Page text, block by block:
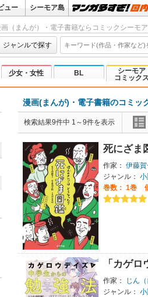
ュー シーモア島
（まんが）・電子書籍ならコミックシーモア
ジャンルで探す
少女・女性 BL
シーモア
コミックス
漫画(まんが)・電子書籍のコミッ
検索結果9件中 1～9件を表示
死にざま
作家： 伊藤賀
ジャンル：
巻数： 1巻
「カゲ
作家： じん（
ジャンル：